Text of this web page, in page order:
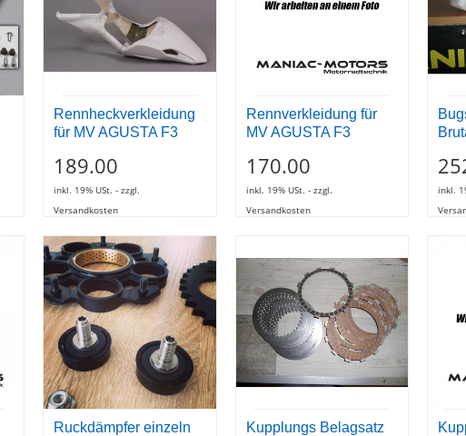
Rennheckverkleidung
für MV AGUSTA F3
189.00
inkl. 19% USt. - zzgl.
Versandkosten
Rennverkleidung für
MV AGUSTA F3
170.00
inkl. 19% USt. - zzgl.
Versandkosten
inkl.
Ruckdämpfer einzeln
Kupplungs Belagsatz